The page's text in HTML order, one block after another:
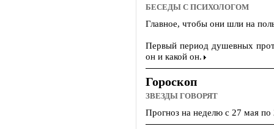
БЕСЕДЫ С ПСИХОЛОГОМ
Главное, чтобы они шли на
Первый период душевных
он и какой он.
Гороскоп
ЗВЕЗДЫ ГОВОРЯТ
Прогноз на неделю с 27 мая